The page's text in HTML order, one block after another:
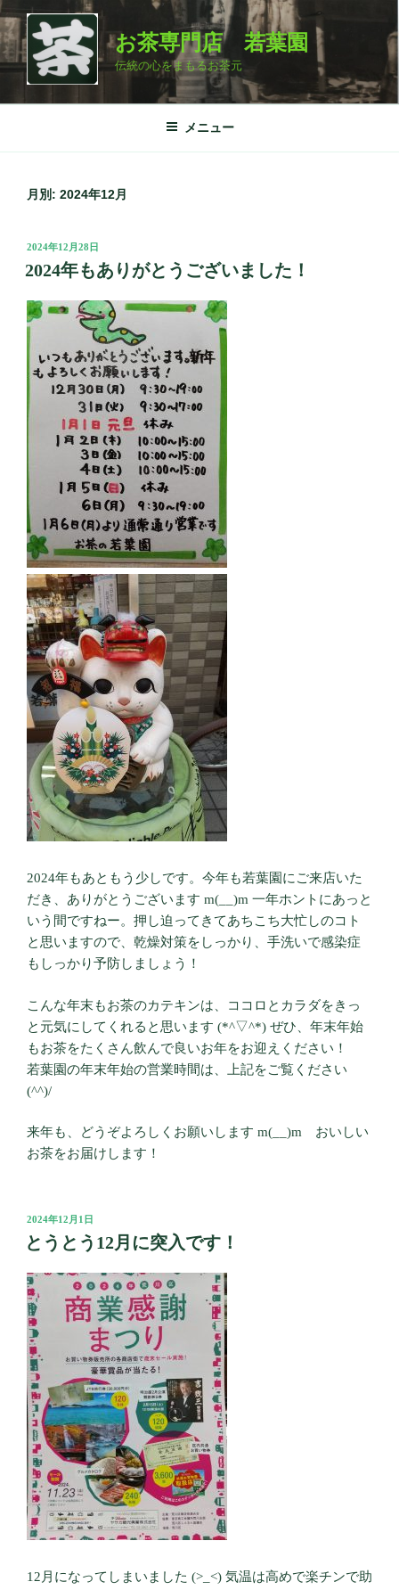
コ
ン
テ
お茶専門店 若葉園
伝統の心をまもるお茶元
メニュー
月別: 2024年12月
投
稿
日:
2024年12月28日
2024年もありがとうございました！
2024年もあともう少しです。今年も若葉園にご来店いた
だき、ありがとうございます m(__)m 一年ホントにあっと
いう間ですねー。押し迫ってきてあちこち大忙しのコト
と思いますので、乾燥対策をしっかり、手洗いで感染症
もしっかり予防しましょう！
こんな年末もお茶のカテキンは、ココロとカラダをきっ
と元気にしてくれると思います (*^▽^*) ぜひ、年末年始
もお茶をたくさん飲んで良いお年をお迎えください！
若葉園の年末年始の営業時間は、上記をご覧ください
(^^)/
来年も、どうぞよろしくお願いします m(__)m おいしい
お茶をお届けします！
投
稿
日:
2024年12月1日
とうとう12月に突入です！
12月になってしまいました (>_<) 気温は高めで楽チンで助